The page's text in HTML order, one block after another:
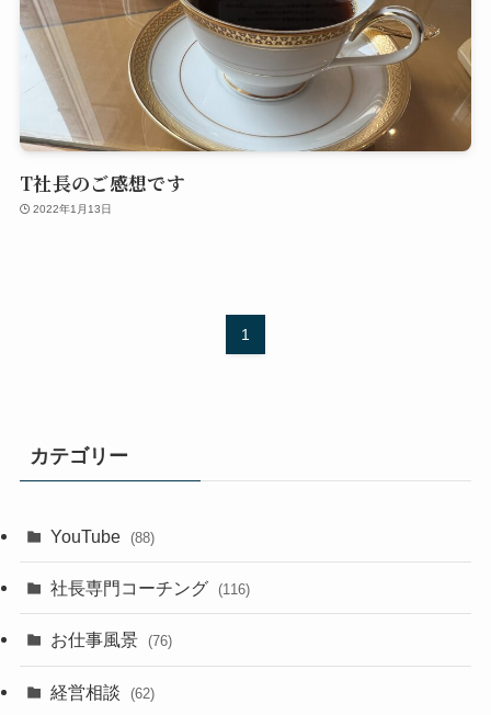
T社長のご感想です
2022年1月13日
1
カテゴリー
YouTube (88)
社長専門コーチング (116)
お仕事風景 (76)
経営相談 (62)